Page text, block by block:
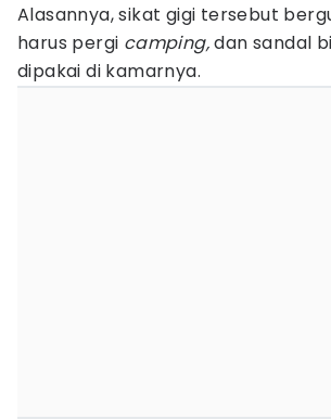
Alasannya, sikat gigi tersebut
harus pergi camping,dan sandal
dipakai di kamarnya.